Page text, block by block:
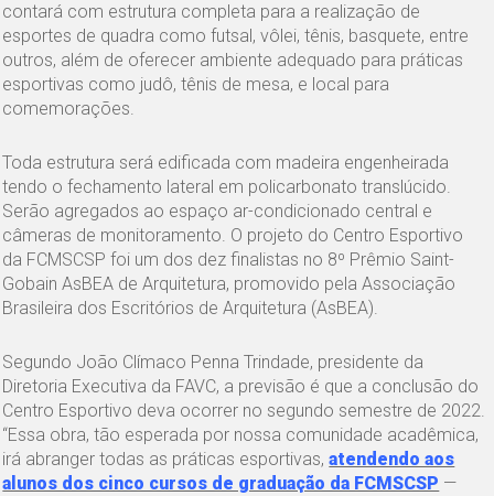
contará com estrutura completa para a realização de
esportes de quadra como futsal, vôlei, tênis, basquete, entre
outros, além de oferecer ambiente adequado para práticas
esportivas como judô, tênis de mesa, e local para
comemorações.
Toda estrutura será edificada com madeira engenheirada
tendo o fechamento lateral em policarbonato translúcido.
Serão agregados ao espaço ar-condicionado central e
câmeras de monitoramento. O projeto do Centro Esportivo
da FCMSCSP foi um dos dez finalistas no 8º Prêmio Saint-
Gobain AsBEA de Arquitetura, promovido pela Associação
Brasileira dos Escritórios de Arquitetura (AsBEA).
Segundo João Clímaco Penna Trindade, presidente da
Diretoria Executiva da FAVC, a previsão é que a conclusão do
Centro Esportivo deva ocorrer no segundo semestre de 2022.
“Essa obra, tão esperada por nossa comunidade acadêmica,
irá abranger todas as práticas esportivas,atendendo aos
alunos dos cinco cursos de graduação da FCMSCSP —